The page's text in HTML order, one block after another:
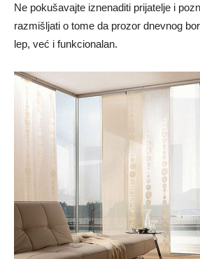
Ne pokušavajte iznenaditi prijatelje i
razmišljati o tome da prozor dnevnog
lep, već i funkcionalan.